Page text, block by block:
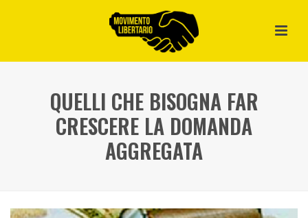
QUELLI CHE BISOGNA FAR
CRESCERE LA DOMANDA
AGGREGATA